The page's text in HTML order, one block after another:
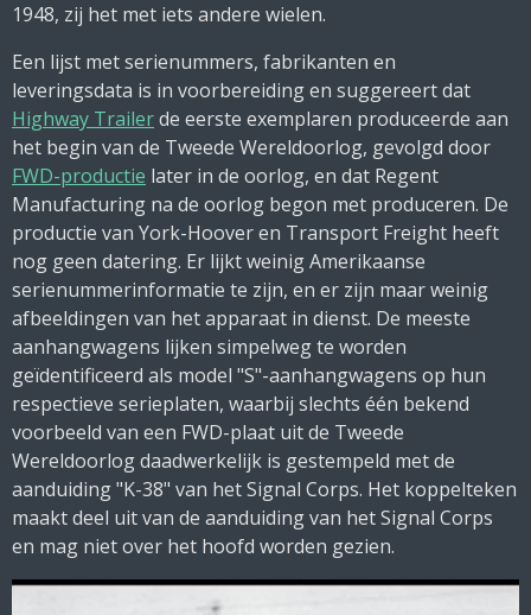
1948, zij het met iets andere wielen.
Een lijst met serienummers, fabrikanten en
leveringsdata is in voorbereiding en suggereert dat
Highway Trailerde eerste exemplaren produceerde aan
het begin van de Tweede Wereldoorlog, gevolgd door
FWD-productie later in de oorlog, en dat Regent
Manufacturing na de oorlog begon met produceren. De
productie van York-Hoover en Transport Freight heeft
nog geen datering. Er lijkt weinig Amerikaanse
serienummerinformatie te zijn, en er zijn maar weinig
afbeeldingen van het apparaat in dienst. De meeste
aanhangwagens lijken simpelweg te worden
geïdentificeerd als model "S"-aanhangwagens op hun
respectieve serieplaten, waarbij slechts één bekend
voorbeeld van een FWD-plaat uit de Tweede
Wereldoorlog daadwerkelijk is gestempeld met de
aanduiding "K-38" van het Signal Corps. Het koppelteken
maakt deel uit van de aanduiding van het Signal Corps
en mag niet over het hoofd worden gezien.